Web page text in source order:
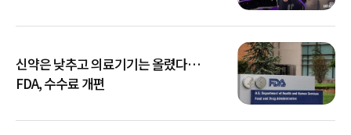
신약은 낮추고 의료기기는 올렸다…
FDA, 수수료 개편